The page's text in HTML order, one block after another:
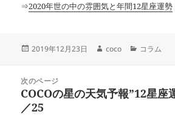
⇒2020年世の中の雰囲気と年間12星座運勢
投
2019年12月23日
作
coco
カ
ー
コラム
次のページ
前
の
投
COCOの星の天気予報”12星座
／25